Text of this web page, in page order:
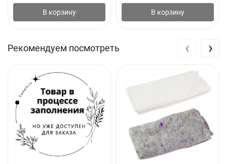
В корзину В корзину
Рекомендуем посмотреть ‹ ›